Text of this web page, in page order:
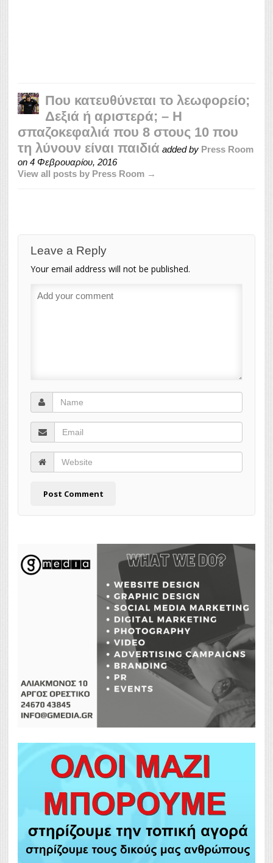
Που κατευθύνεται το λεωφορείο;
Δεξιά ή αριστερά; – Η
σπαζοκεφαλιά που 8 στους 10 που
τη λύνουν είναι παιδιά added by Press Room
on 4 Φεβρουαρίου, 2016
View all posts by Press Room →
Leave a Reply
Your email address will not be published.